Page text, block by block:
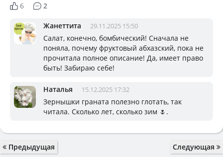
6 2
Жанеттита 29.11.2025 15:50
Салат, конечно, бомбический! Сначала не
поняла, почему фруктовый абхазский, пока не
прочитала полное описание! Да, имеет право
быть! Забираю себе!
Наталья 15.12.2025 17:32
Зернышки граната полезно глотать, так
читала. Сколько лет, сколько зим 🌷.
Предыдущая Следующая